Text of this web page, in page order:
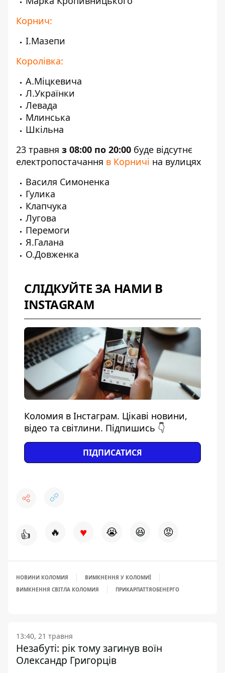
Корнич:
І.Мазепи
Королівка:
А.Міцкевича
Л.Українки
Левада
Млинська
Шкільна
23 травня з 08:00 по 20:00 буде відсутнє
електропостачання в Корничі на вулицях
Василя Симоненка
Гулика
Клапчука
Лугова
Перемоги
Я.Галана
О.Довженка
СЛІДКУЙТЕ ЗА НАМИ В
INSTAGRAM
Коломия в Інстаграм. Цікаві новини,
відео та світлини. Підпишись 👇
ПІДПИСАТИСЯ
👍 🔥 ♥ 😭 😆 😡
НОВИНИ КОЛОМИЯ
ВИМКНЕННЯ У КОЛОМИЇ
ВИМКНЕННЯ СВІТЛА КОЛОМИЯ
ПРИКАРПАТТЯОБЕНЕРГО
13:40, 21 травня
Незабуті: рік тому загинув воїн
Олександр Григорців